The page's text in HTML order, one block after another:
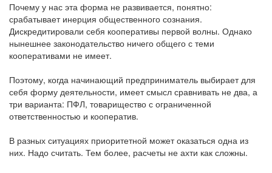
Почему у нас эта форма не развивается, понятно:
срабатывает инерция общественного сознания.
Дискредитировали себя кооперативы первой волны. Однако
нынешнее законодательство ничего общего с теми
кооперативами не имеет.
Поэтому, когда начинающий предприниматель выбирает для
себя форму деятельности, имеет смысл сравнивать не два, а
три варианта: ПФЛ, товарищество с ограниченной
ответственностью и кооператив.
В разных ситуациях приоритетной может оказаться одна из
них. Надо считать. Тем более, расчеты не ахти как сложны.